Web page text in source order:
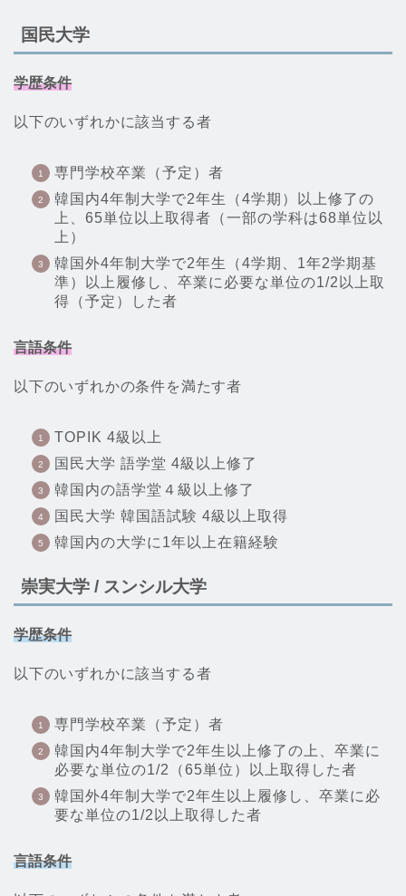
国民大学
学歴条件
以下のいずれかに該当する者
専門学校卒業（予定）者
韓国内4年制大学で2年生（4学期）以上修了の
上、65単位以上取得者（一部の学科は68単位以
上）
韓国外4年制大学で2年生（4学期、1年2学期基
準）以上履修し、卒業に必要な単位の1/2以上取
得（予定）した者
言語条件
以下のいずれかの条件を満たす者
TOPIK 4級以上
国民大学 語学堂 4級以上修了
韓国内の語学堂４級以上修了
国民大学 韓国語試験 4級以上取得
韓国内の大学に1年以上在籍経験
崇実大学 / スンシル大学
学歴条件
以下のいずれかに該当する者
専門学校卒業（予定）者
韓国内4年制大学で2年生以上修了の上、卒業に
必要な単位の1/2（65単位）以上取得した者
韓国外4年制大学で2年生以上履修し、卒業に必
要な単位の1/2以上取得した者
言語条件